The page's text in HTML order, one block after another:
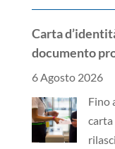
Carta
documento
6 Agosto 2026
Fino
carta